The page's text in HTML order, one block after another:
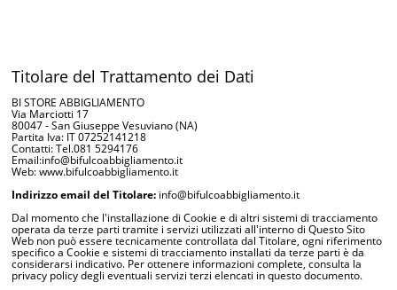
Titolare del Trattamento dei Dati
BI STORE ABBIGLIAMENTO
Via Marciotti 17
80047 - San Giuseppe Vesuviano (NA)
Partita Iva: IT 07252141218
Contatti: Tel.081 5294176
Email:info@bifulcoabbigliamento.it
Web: www.bifulcoabbigliamento.it
Indirizzo email del Titolare: info@bifulcoabbigliamento.it
Dal momento che l'installazione di Cookie e di altri sistemi di tracciamento
operata da terze parti tramite i servizi utilizzati all'interno di Questo Sito
Web non può essere tecnicamente controllata dal Titolare, ogni riferimento
specifico a Cookie e sistemi di tracciamento installati da terze parti è da
considerarsi indicativo. Per ottenere informazioni complete, consulta la
privacy policy degli eventuali servizi terzi elencati in questo documento.